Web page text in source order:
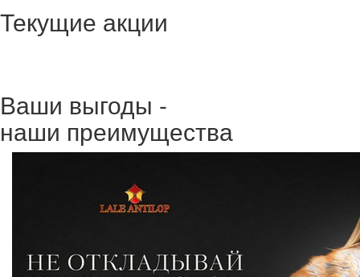
Текущие акции
Ваши выгоды -
наши преимущества